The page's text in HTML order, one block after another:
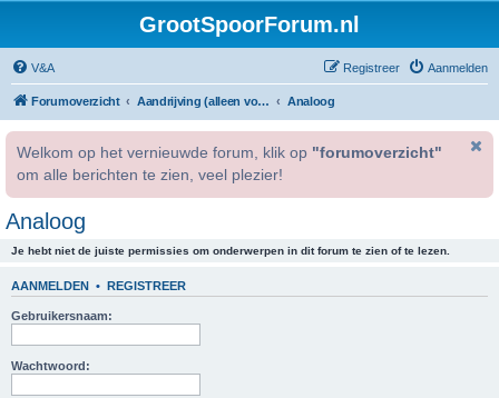
GrootSpoorForum.nl
V&A Aanmelden
Registreer
Forumoverzicht Aandrijving (alleen voor geregistreerde gebruikers). Analoog
Welkom op het vernieuwde forum, klik op "forumoverzicht"
om alle berichten te zien, veel plezier!
Analoog
Je hebt niet de juiste permissies om onderwerpen in dit forum te zien of te lezen.
AANMELDEN • REGISTREER
Gebruikersnaam:
Wachtwoord: